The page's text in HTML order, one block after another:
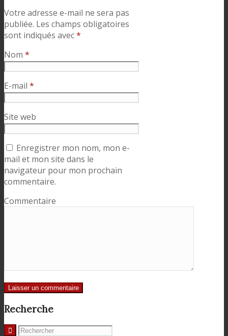
Votre adresse e-mail ne sera pas
publiée. Les champs obligatoires
sont indiqués avec*
Nom *
E-mail *
Site web
Enregistrer mon nom, mon e-
mail et mon site dans le
navigateur pour mon prochain
commentaire.
Commentaire
Recherche